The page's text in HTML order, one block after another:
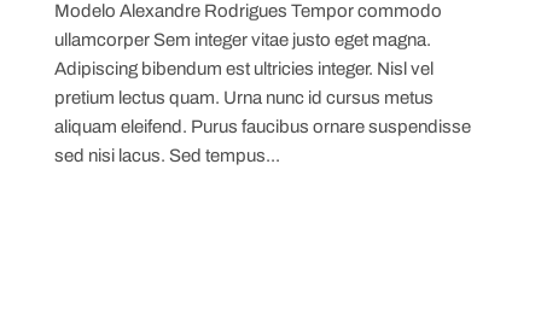
Modelo Alexandre Rodrigues Tempor commodo
ullamcorper Sem integer vitae justo eget magna.
Adipiscing bibendum est ultricies integer. Nisl vel
pretium lectus quam. Urna nunc id cursus metus
aliquam eleifend. Purus faucibus ornare suspendisse
sed nisi lacus. Sed tempus...